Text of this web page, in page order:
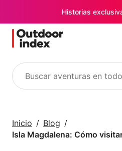
Historias
Buscar
Inicio
Blog
Isla Magdalena: Cómo